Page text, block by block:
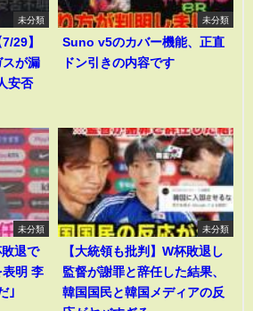
未分類
29】
スが漏
安否
未分類
Suno v5のカバー機能、正直
ドン引きの内容です
未分類
敗退で
表明 李
｣
未分類
【大統領も批判】W杯敗退し
監督が謝罪と辞任した結果、
韓国国民と韓国メディアの反